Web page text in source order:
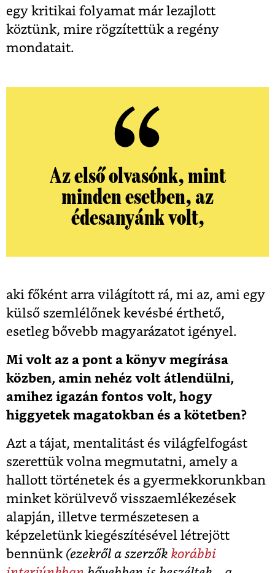
egy kritikai folyamat már lezajlott
köztünk, mire rögzítettük a regény
mondatait.
Az első olvasónk, mint
minden esetben, az
édesanyánk volt,
aki főként arra világított rá, mi az, ami egy
külső szemlélőnek kevésbé érthető,
esetleg bővebb magyarázatot igényel.
Mi volt az a pont a könyv megírása
közben, amin nehéz volt átlendülni,
amihez igazán fontos volt, hogy
higgyetek magatokban és a kötetben?
Azt a tájat, mentalitást és világfelfogást
szerettük volna megmutatni, amely a
hallott történetek és a gyermekkorunkban
minket körülvevő visszaemlékezések
alapján, illetve természetesen a
képzeletünk kiegészítésével létrejött
bennünk (ezekről a szerzők korábbi